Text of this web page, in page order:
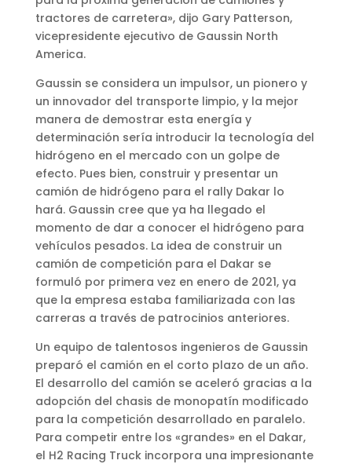
tractores de carretera», dijo Gary Patterson,
vicepresidente ejecutivo de Gaussin North
America.
Gaussin se considera un impulsor, un pionero y
un innovador del transporte limpio, y la mejor
manera de demostrar esta energía y
determinación sería introducir la tecnología del
hidrógeno en el mercado con un golpe de
efecto. Pues bien, construir y presentar un
camión de hidrógeno para el rally Dakar lo
hará. Gaussin cree que ya ha llegado el
momento de dar a conocer el hidrógeno para
vehículos pesados. La idea de construir un
camión de competición para el Dakar se
formuló por primera vez en enero de 2021, ya
que la empresa estaba familiarizada con las
carreras a través de patrocinios anteriores.
Un equipo de talentosos ingenieros de Gaussin
preparó el camión en el corto plazo de un año.
El desarrollo del camión se aceleró gracias a la
adopción del chasis de monopatín modificado
para la competición desarrollado en paralelo.
Para competir entre los «grandes» en el Dakar,
el H2 Racing Truck incorpora una impresionante